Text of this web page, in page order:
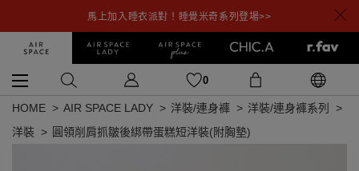
馬上加入睡衣派對！睡覺米奇系列登場>>
0
HOME AIR SPACE LADY 洋裝/連身褲
洋裝/連身褲系列
洋裝
圓領削肩抓皺後綁帶蛋糕短洋裝(附胸墊)